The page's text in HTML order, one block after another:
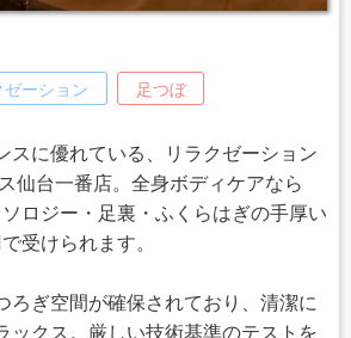
ゼーション 足つぼ
スに優れている、リラクゼーション
仙台一番店。全身ボディケアなら
ロジー・足裏・ふくらはぎの手厚い
受けられます。
ろぎ空間が確保されており、清潔に
ックス。厳しい技術基準のテストを